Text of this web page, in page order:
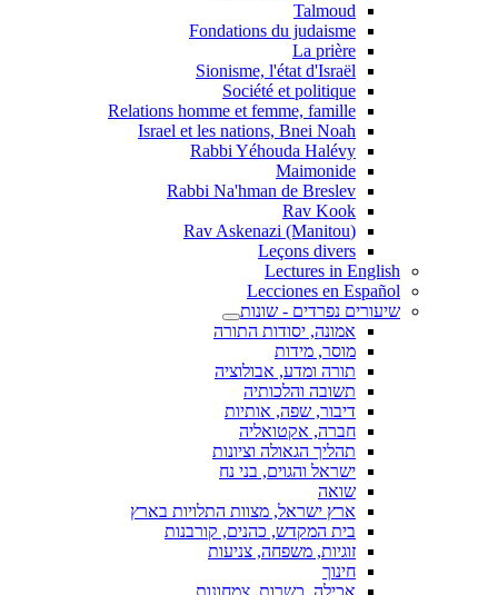
Talmoud
Fondations du judaisme
La prière
Sionisme, l'état d'Israël
Société et politique
Relations homme et femme, famille
Israel et les nations, Bnei Noah
Rabbi Yéhouda Halévy
Maimonide
Rabbi Na'hman de Breslev
Rav Kook
(Rav Askenazi (Manitou
Leçons divers
Lectures in English
Lecciones en Español
שיעורים נפרדים - שונות
אמונה, יסודות התורה
מוסר, מידות
תורה ומדע, אבולוציה
תשובה והלכותיה
דיבור, שפה, אותיות
חברה, אקטואליה
תהליך הגאולה וציונות
ישראל והגוים, בני נח
שואה
ארץ ישראל, מצוות התלויות בארץ
בית המקדש, כהנים, קורבנות
זוגיות, משפחה, צניעות
חינוך
אכילה, כשרות, צמחונות